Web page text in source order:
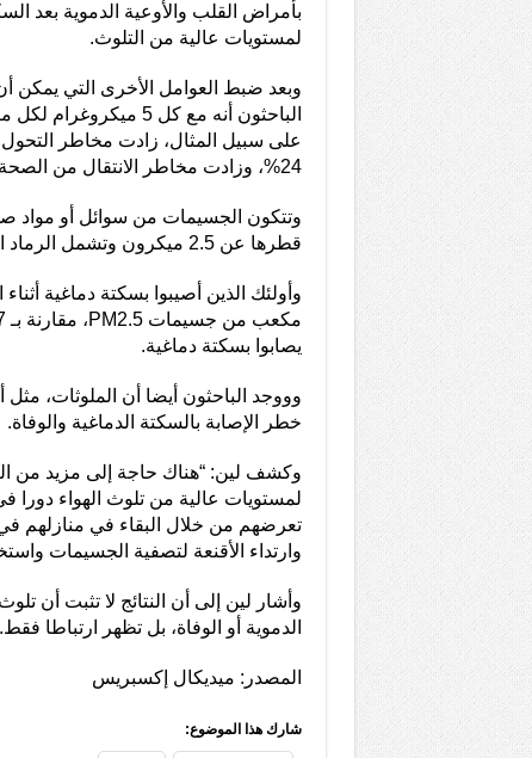
بأمراض القلب والأوعية الدموية بعد
لمستويات عالية من التلوث.
وبعد ضبط العوامل الأخرى التي يمكن
على سبيل المثال، زادت مخاطر التحول
24%، وزادت مخاطر الانتقال من الصحة إلى الموت بنسبة 30%.
قطرها عن 2.5 ميكرون وتشمل الرماد المتطاير من احتراق الفحم.
يصابوا بسكتة دماغية.
وووجد الباحثون أيضا أن الملوثات، مثل
خطر الإصابة بالسكتة الدماغية والوفاة.
وكشف لين: “هناك حاجة إلى مزيد من
لمستويات عالية من تلوث الهواء دورا
تعرضهم من خلال البقاء في منازلهم في
وارتداء الأقنعة لتصفية الجسيمات
وأشار لين إلى أن النتائج لا تثبت أن
الدموية أو الوفاة، بل تظهر ارتباطا فقط.
المصدر: ميديكال إكسبريس
شارك هذا الموضوع: